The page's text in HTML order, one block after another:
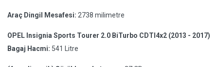
Araç Dingil Mesafesi: 2738 milimetre
OPEL Insignia Sports Tourer 2.0 BiTurbo CDTI4x2 (2013 - 2017)
Bagaj Hacmi: 541 Litre